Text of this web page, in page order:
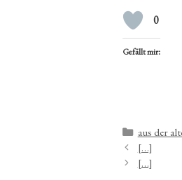
0
Gefällt mir:
aus der
[…]
[…]